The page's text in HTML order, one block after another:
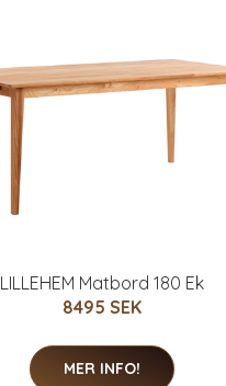
LILLEHEM Matbord 180 Ek
8495 SEK
MER INFO!